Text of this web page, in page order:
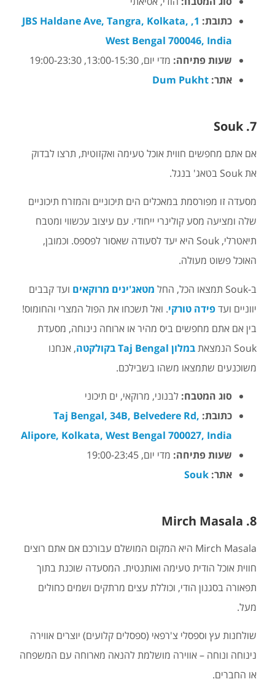
כתובת:
1, JBS Haldane Ave, Tangra, Kolkata,
West Bengal 700046, India
שעות פתיחה: מדי יום, 13:00-15:30, 19:00-23:30
אתר: Dum Pukht
7. Souk
אם אתם מחפשים חווית אוכל טעימה ואקזוטית, תרצו לבדוק
את Souk בטאג' בנגל.
מסעדה זו מפורסמת במאכלים הים תיכוניים והמזרח תיכוניים
שלה ומציעה מסע קולינרי ייחודי. עם עיצוב עכשווי ומטבח
תיאטרלי, Souk היא יעד לסעודה שאסור לפספס. וכמובן,
האוכל פשוט מעולה.
ב-Souk תמצאו הכל, החל מטאג'ינים מרוקאים ועד קבבים
יווניים ועדפידה טורקי. ואל תשכחו את הפול המצרי והחומוס!
בין אם אתם מחפשים ביס מהיר או ארוחה נינוחה, מסעדת
Souk הנמצאת
במלון Taj Bengal בקולקטה
, אנחנו
משוכנעים שתמצאו משהו בשבילכם.
סוג המטבח: לבנוני, מרוקאי, ים תיכוני
כתובת: Taj Bengal, 34B, Belvedere Rd,
Alipore, Kolkata, West Bengal 700027, India
שעות פתיחה: מדי יום, 19:00-23:45
אתר: Souk
8. Mirch Masala
Mirch Masala היא המקום המושלם עבורכם אם אתם רוצים
חווית אוכל הודית טעימה ואותנטית. המסעדה שוכנת בתוך
תפאורה בסגנון הודי, וכוללת עצים מרתקים ושמים כחולים
מעל.
שולחנות עץ וספסלי צ'רפאי (ספסלים קלועים) יוצרים אווירה
נינוחה ונוחה – אווירה מושלמת להנאה מארוחה עם המשפחה
או החברים.